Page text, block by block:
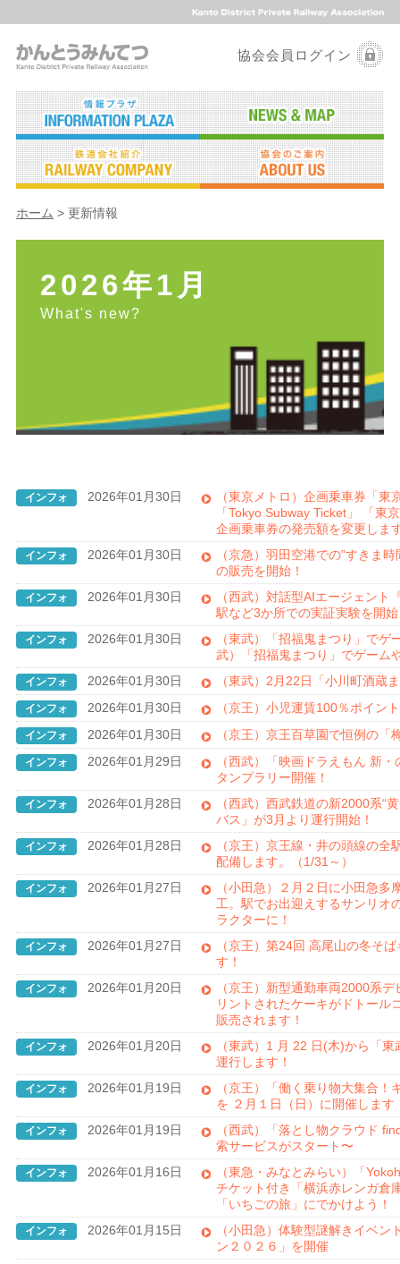
協会会員ログイン
ホーム > 更新情報
2026年1月
What's new?
インフォ 2026年01月30日
（東京メトロ）企画乗車券「
「Tokyo Subway Ticket」 「東
企画乗車券の発売額を変更しま
インフォ 2026年01月30日
（京急）羽田空港での”すきま
の販売を開始！
インフォ 2026年01月30日
（西武）対話型AIエージェン
駅など3か所での実証実験を開
インフォ 2026年01月30日
（東武）「招福鬼まつり」で
武）「招福鬼まつり」でゲーム
インフォ 2026年01月30日 （東武）2月22日「小川町酒蔵
インフォ 2026年01月30日 （京王）小児運賃100％ポイン
インフォ 2026年01月30日 （京王）京王百草園で恒例の
インフォ 2026年01月29日
（西武）「映画ドラえもん 新
タンプラリー開催！
インフォ 2026年01月28日
（西武）西武鉄道の新2000系“
バス」が3月より運行開始！
インフォ 2026年01月28日
（京王）京王線・井の頭線の
配備します。（1/31～）
インフォ 2026年01月27日
（小田急）２月２日に小田急
工。駅でお出迎えするサンリオ
ラクターに！
インフォ 2026年01月27日
（京王）第24回 高尾山の冬そ
す！
インフォ 2026年01月20日
（京王）新型通勤車両2000系
リントされたケーキがドトール
販売されます！
インフォ 2026年01月20日
（東武）1 月 22 日(木)から「
運行します！
インフォ 2026年01月19日
（京王）「働く乗り物大集合
を ２月１日（日）に開催します
インフォ 2026年01月19日
（西武）「落とし物クラウド
索サービスがスタート〜
インフォ 2026年01月16日
（東急・みなとみらい）「
チケット付き「横浜赤レンガ倉
「いちごの旅」にでかけよう！
インフォ 2026年01月15日
（小田急）体験型謎解きイベ
ン２０２６」を開催